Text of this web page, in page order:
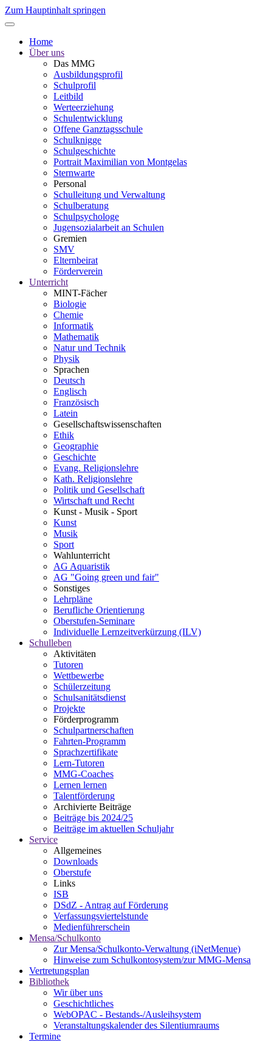
Zum Hauptinhalt springen
Home
Über uns
Das MMG
Ausbildungsprofil
Schulprofil
Leitbild
Werteerziehung
Schulentwicklung
Offene Ganztagsschule
Schulknigge
Schulgeschichte
Portrait Maximilian von Montgelas
Sternwarte
Personal
Schulleitung und Verwaltung
Schulberatung
Schulpsychologe
Jugensozialarbeit an Schulen
Gremien
SMV
Elternbeirat
Förderverein
Unterricht
MINT-Fächer
Biologie
Chemie
Informatik
Mathematik
Natur und Technik
Physik
Sprachen
Deutsch
Englisch
Französisch
Latein
Gesellschaftswissenschaften
Ethik
Geographie
Geschichte
Evang. Religionslehre
Kath. Religionslehre
Politik und Gesellschaft
Wirtschaft und Recht
Kunst - Musik - Sport
Kunst
Musik
Sport
Wahlunterricht
AG Aquaristik
AG "Going green und fair"
Sonstiges
Lehrpläne
Berufliche Orientierung
Oberstufen-Seminare
Individuelle Lernzeitverkürzung (ILV)
Schulleben
Aktivitäten
Tutoren
Wettbewerbe
Schülerzeitung
Schulsanitätsdienst
Projekte
Förderprogramm
Schulpartnerschaften
Fahrten-Programm
Sprachzertifikate
Lern-Tutoren
MMG-Coaches
Lernen lernen
Talentförderung
Archivierte Beiträge
Beiträge bis 2024/25
Beiträge im aktuellen Schuljahr
Service
Allgemeines
Downloads
Oberstufe
Links
ISB
DSdZ - Antrag auf Förderung
Verfassungsviertelstunde
Medienführerschein
Mensa/Schulkonto
Zur Mensa/Schulkonto-Verwaltung (iNetMenue)
Hinweise zum Schulkontosystem/zur MMG-Mensa
Vertretungsplan
Bibliothek
Wir über uns
Geschichtliches
WebOPAC - Bestands-/Ausleihsystem
Veranstaltungskalender des Silentiumraums
Termine